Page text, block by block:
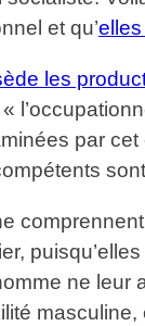
et qu’
les
par
ne leur
masculine,